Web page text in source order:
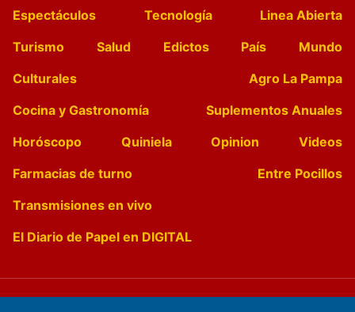
Espectáculos
Tecnología
Linea Abierta
Turismo
Salud Edictos País
Mundo
Culturales
Agro La Pampa
Cocina y Gastronomía
Suplementos Anuales
Horóscopo
Quiniela Opinion
Videos
Farmacias de turno
Entre Pocillos
Transmisiones en vivo
El Diario de Papel en DIGITAL